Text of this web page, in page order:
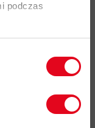
podczas